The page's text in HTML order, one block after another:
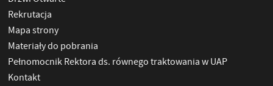
Rekrutacja
Mapa strony
Materiały do pobrania
Pełnomocnik Rektora ds. równego traktowania w UAP
Kontakt